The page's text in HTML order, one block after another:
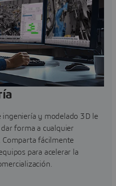
ingeniería y modelado 3D le
forma a cualquier
Comparta fácilmente
para acelerar la